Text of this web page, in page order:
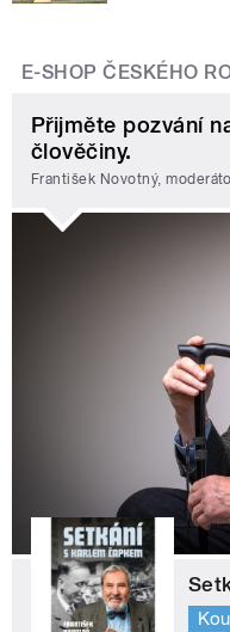
E-SHOP ČESKÉHO
Přijměte pozvání
člověčiny.
František Novotný,